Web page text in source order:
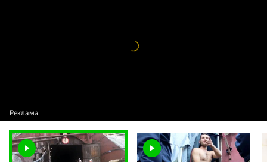
Видео
проигрыватель